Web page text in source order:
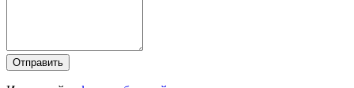
Отправить